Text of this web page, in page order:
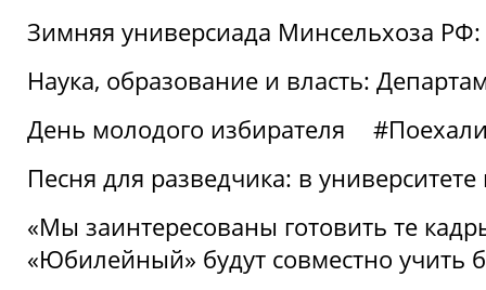
Зимняя универсиада Минсельхоза
Наука, образование и власть:
День молодого избирателя
Песня для разведчика: в
«Мы заинтересованы готовить те
«Юбилейный» будут совместно учить